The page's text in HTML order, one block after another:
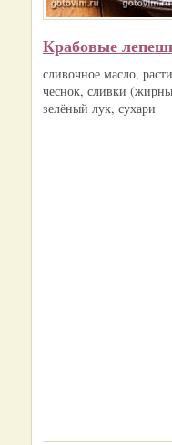
Крабовые
сливочное масло,
чеснок, сливки
зелёный лук, сухари